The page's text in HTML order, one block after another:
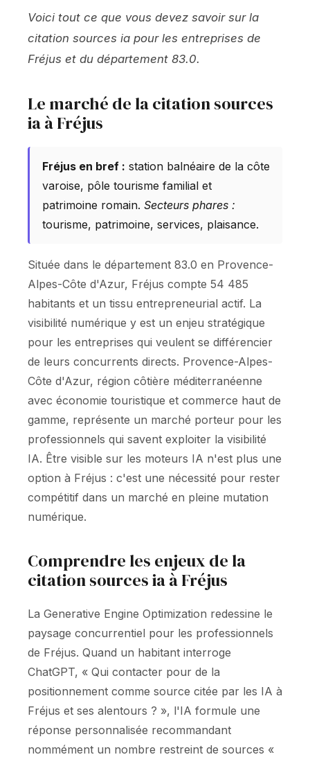
Voici tout ce que vous devez savoir sur la
citation sources ia pour les entreprises de
Fréjus et du département 83.0.
Le marché de la citation sources
ia à Fréjus
Fréjus en bref : station balnéaire de la côte
varoise, pôle tourisme familial et
patrimoine romain. Secteurs phares :
tourisme, patrimoine, services, plaisance.
Située dans le département 83.0 en Provence-
Alpes-Côte d'Azur, Fréjus compte 54 485
habitants et un tissu entrepreneurial actif. La
visibilité numérique y est un enjeu stratégique
pour les entreprises qui veulent se différencier
de leurs concurrents directs. Provence-Alpes-
Côte d'Azur, région côtière méditerranéenne
avec économie touristique et commerce haut de
gamme, représente un marché porteur pour les
professionnels qui savent exploiter la visibilité
IA. Être visible sur les moteurs IA n'est plus une
option à Fréjus : c'est une nécessité pour rester
compétitif dans un marché en pleine mutation
numérique.
Comprendre les enjeux de la
citation sources ia à Fréjus
La Generative Engine Optimization redessine le
paysage concurrentiel pour les professionnels
de Fréjus. Quand un habitant interroge
ChatGPT, « Qui contacter pour de la
positionnement comme source citée par les IA à
Fréjus et ses alentours ? », l'IA formule une
réponse personnalisée recommandant
nommément un nombre restreint de sources «